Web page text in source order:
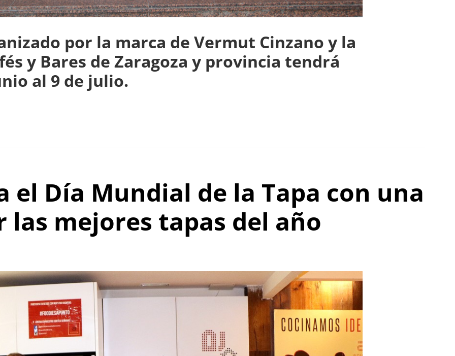
por la marca de Vermut Cinzano y la
y Bares de Zaragoza y provincia tendrá
al 9 de julio.
el Día Mundial de la Tapa con una
las mejores tapas del año